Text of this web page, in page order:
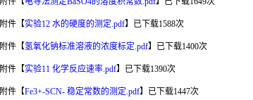
附件【实验12 水的硬度的测定.pdf】已下载1588次
附件【氢氧化钠标准溶液的浓度标定.pdf】已下载1400次
附件【实验11 化学反应速率.pdf】已下载1390次
附件【Fe3+-SCN- 稳定常数的测定.pdf】已下载1447次